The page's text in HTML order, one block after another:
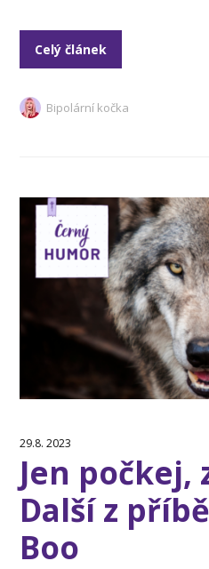
Celý článek
Bipolární kočka
29.8. 2023
Jen počkej,
Další z
Boo